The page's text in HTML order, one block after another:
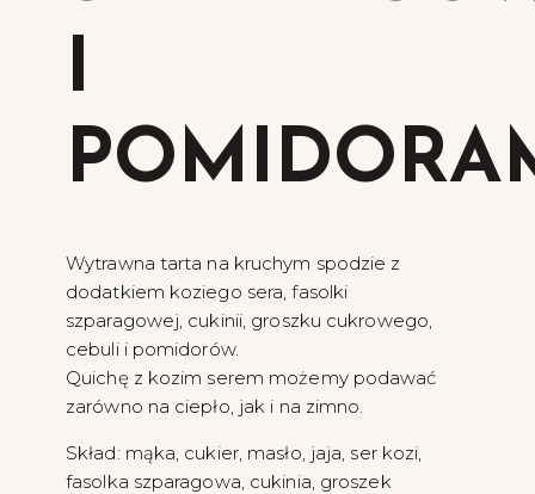
I
Wytrawna tarta na kruchym spodzie z
dodatkiem koziego sera, fasolki
szparagowej, cukinii, groszku cukrowego,
cebuli i pomidorów.
Quichę z kozim serem możemy podawać
zarówno na ciepło, jak i na zimno.
Skład: mąka, cukier, masło, jaja, ser kozi,
fasolka szparagowa, cukinia, groszek